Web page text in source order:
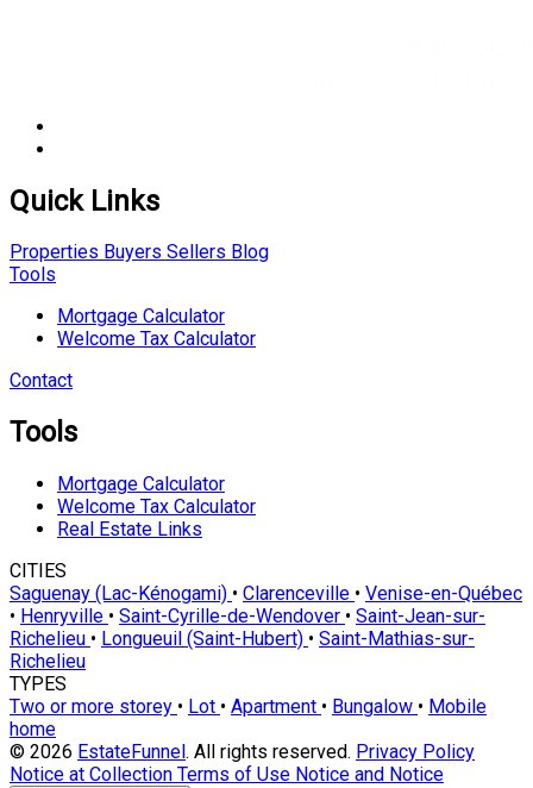
Quick Links
Properties Buyers Sellers Blog
Tools
Mortgage Calculator
Welcome Tax Calculator
Contact
Tools
Mortgage Calculator
Welcome Tax Calculator
Real Estate Links
CITIES
Saguenay (Lac-Kénogami) • Clarenceville • Venise-en-Québec
• Henryville • Saint-Cyrille-de-Wendover • Saint-Jean-sur-
Richelieu • Longueuil (Saint-Hubert) • Saint-Mathias-sur-
Richelieu
TYPES
Two or more storey • Lot • Apartment • Bungalow • Mobile
home
© 2026 EstateFunnel . All rights reserved. Privacy Policy
Notice at Collection Terms of Use Notice and Notice